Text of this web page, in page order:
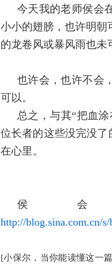
今天我的老师侯会
小小的翅膀，也许明朝
的龙卷风或暴风雨也未
也许会，也许不会
可以。
总之，与其“把血
位长者的这些没完没了
在心里。
侯
http://blog.sina.com.cn/
[小保尔，当你能读懂这一